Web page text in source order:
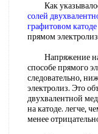
Как
солей
графитовом катоде
прямом
Напряжение на
способе прямого
следовательно,
электролиз. Это
двухвалентной
на катоде. легче,
менее